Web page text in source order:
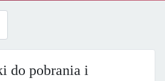
do pobrania i